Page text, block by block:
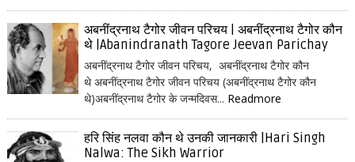
अबनींद्रनाथ टैगोर जीवन परिचय | अबनींद्रनाथ टैगोर कौन
थे |Abanindranath Tagore Jeevan Parichay
अबनींद्रनाथ टैगोर जीवन परिचय, अबनींद्रनाथ टैगोर कौन
थे अबनींद्रनाथ टैगोर जीवन परिचय (अबनींद्रनाथ टैगोर कौन
थे)अबनींद्रनाथ टैगोर के जन्मदिवस... Readmore
हरि सिंह नलवा कौन थे उनकी जानकारी |Hari Singh
Nalwa: The Sikh Warrior